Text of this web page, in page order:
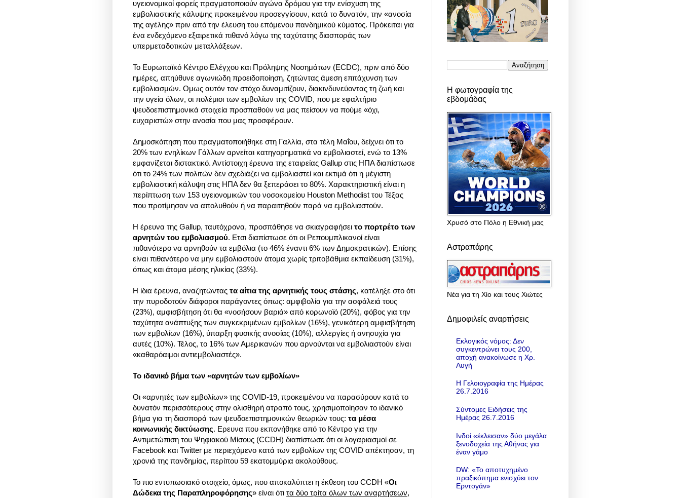
υγειονομικοί φορείς πραγματοποιούν αγώνα δρόμου για την ενίσχυση της
εμβολιαστικής κάλυψης προκειμένου προσεγγίσουν, κατά το δυνατόν, την «ανοσία
της αγέλης» πριν από την έλευση του επόμενου πανδημικού κύματος. Πρόκειται για
ένα ενδεχόμενο εξαιρετικά πιθανό λόγω της ταχύτατης διασποράς των
υπερμεταδοτικών μεταλλάξεων.
Το Ευρωπαϊκό Κέντρο Ελέγχου και Πρόληψης Νοσημάτων (ECDC), πριν από δύο
ημέρες, απηύθυνε αγωνιώδη προειδοποίηση, ζητώντας άμεση επιτάχυνση των
εμβολιασμών. Ομως αυτόν τον στόχο δυναμιτίζουν, διακινδυνεύοντας τη ζωή και
την υγεία όλων, οι πολέμιοι των εμβολίων της COVID, που με εφαλτήριο
ψευδοεπιστημονικά στοιχεία προσπαθούν να μας πείσουν να πούμε «όχι,
ευχαριστώ» στην ανοσία που μας προσφέρουν.
Δημοσκόπηση που πραγματοποιήθηκε στη Γαλλία, στα τέλη Μαΐου, δείχνει ότι το
20% των ενηλίκων Γάλλων αρνείται κατηγορηματικά να εμβολιαστεί, ενώ το 13%
εμφανίζεται διστακτικό. Αντίστοιχη έρευνα της εταιρείας Gallup στις ΗΠΑ διαπίστωσε
ότι το 24% των πολιτών δεν σχεδιάζει να εμβολιαστεί και εκτιμά ότι η μέγιστη
εμβολιαστική κάλυψη στις ΗΠΑ δεν θα ξεπεράσει το 80%. Χαρακτηριστική είναι η
περίπτωση των 153 υγειονομικών του νοσοκομείου Houston Methodist του Τέξας
που προτίμησαν να απολυθούν ή να παραιτηθούν παρά να εμβολιαστούν.
Η έρευνα της Gallup, ταυτόχρονα, προσπάθησε να σκιαγραφήσει το πορτρέτο των
αρνητών του εμβολιασμού. Ετσι διαπίστωσε ότι οι Ρεπουμπλικανοί είναι
πιθανότερο να αρνηθούν τα εμβόλια (το 46% έναντι 6% των Δημοκρατικών). Επίσης
είναι πιθανότερο να μην εμβολιαστούν άτομα χωρίς τριτοβάθμια εκπαίδευση (31%),
όπως και άτομα μέσης ηλικίας (33%).
Η ίδια έρευνα, αναζητώντας τα αίτια της αρνητικής τους στάσης, κατέληξε στο ότι
την πυροδοτούν διάφοροι παράγοντες όπως: αμφιβολία για την ασφάλειά τους
(23%), αμφισβήτηση ότι θα «νοσήσουν βαριά» από κορωνοϊό (20%), φόβος για την
ταχύτητα ανάπτυξης των συγκεκριμένων εμβολίων (16%), γενικότερη αμφισβήτηση
των εμβολίων (16%), ύπαρξη φυσικής ανοσίας (10%), αλλεργίες ή ανησυχία για
αυτές (10%). Τέλος, το 16% των Αμερικανών που αρνούνται να εμβολιαστούν είναι
«καθαρόαιμοι αντιεμβολιαστές».
Το ιδανικό βήμα των «αρνητών των εμβολίων»
Οι «αρνητές των εμβολίων» της COVID-19, προκειμένου να παρασύρουν κατά το
δυνατόν περισσότερους στην ολισθηρή ατραπό τους, χρησιμοποίησαν το ιδανικό
βήμα για τη διασπορά των ψευδοεπιστημονικών θεωριών τους: τα μέσα
κοινωνικής δικτύωσης. Ερευνα που εκπονήθηκε από το Κέντρο για την
Αντιμετώπιση του Ψηφιακού Μίσους (CCDH) διαπίστωσε ότι οι λογαριασμοί σε
Facebook και Twitter με περιεχόμενο κατά των εμβολίων της COVID απέκτησαν, τη
χρονιά της πανδημίας, περίπου 59 εκατομμύρια ακολούθους.
Το πιο εντυπωσιακό στοιχείο, όμως, που αποκαλύπτει η έκθεση του CCDH «Οι
Δώδεκα της Παραπληροφόρησης» είναι ότι τα δύο τρίτα όλων των αναρτήσεων,
Η φωτογραφία της
εβδομάδας
Χρυσό στο Πόλο η Εθνική μας
Αστραπάρης
Νέα για τη Χίο και τους Χιώτες
Δημοφιλείς αναρτήσεις
Εκλογικός νόμος: Δεν
συγκεντρώνει τους 200,
αποχή ανακοίνωσε η Χρ.
Αυγή
Η Γελοιογραφία της Ημέρας
26.7.2016
Σύντομες Ειδήσεις της
Ημέρας 26.7.2016
Ινδοί «έκλεισαν» δύο μεγάλα
ξενοδοχεία της Αθήνας για
έναν γάμο
DW: «To αποτυχημένο
πραξικόπημα ενισχύει τον
Ερντογάν»